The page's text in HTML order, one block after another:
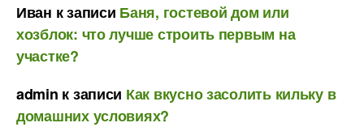
Иван к записи Баня, гостевой дом или
хозблок: что лучше строить первым на
участке?
admin к записи Как вкусно засолить кильку в
домашних условиях?